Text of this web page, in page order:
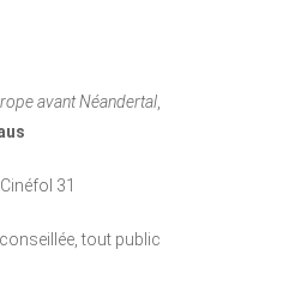
avant Néandertal
31
tout public